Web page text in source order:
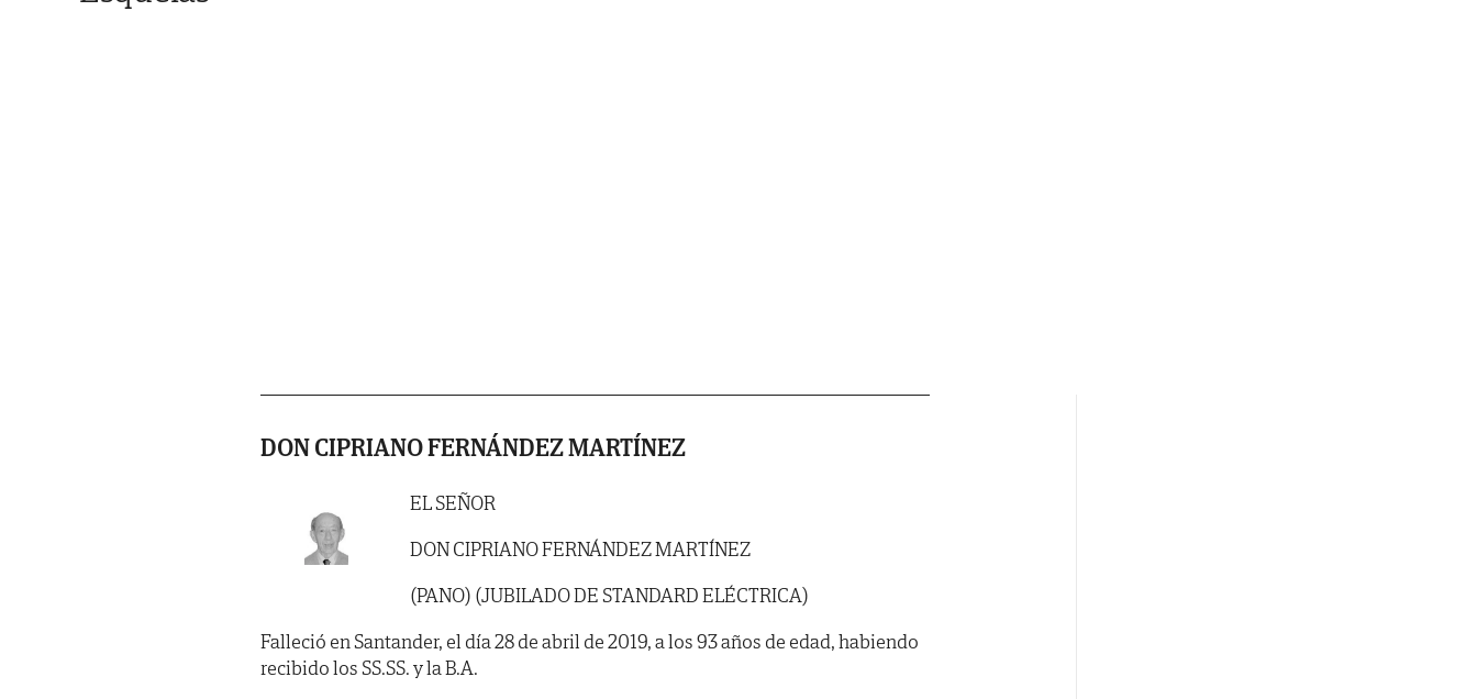
DON CIPRIANO FERNÁNDEZ MARTÍNEZ
EL SEÑOR
DON CIPRIANO FERNÁNDEZ MARTÍNEZ
(PANO) (JUBILADO DE STANDARD ELÉCTRICA)
Falleció en Santander, el día 28 de abril de 2019, a los 93 años de edad, habiendo
recibido los SS.SS. y la B.A.